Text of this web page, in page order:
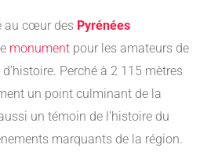
au cœur des Pyrénées
monument pour les amateurs de
Perché à 2 115 mètres
un point culminant de la
un témoin de l’histoire du
marquants de la région.